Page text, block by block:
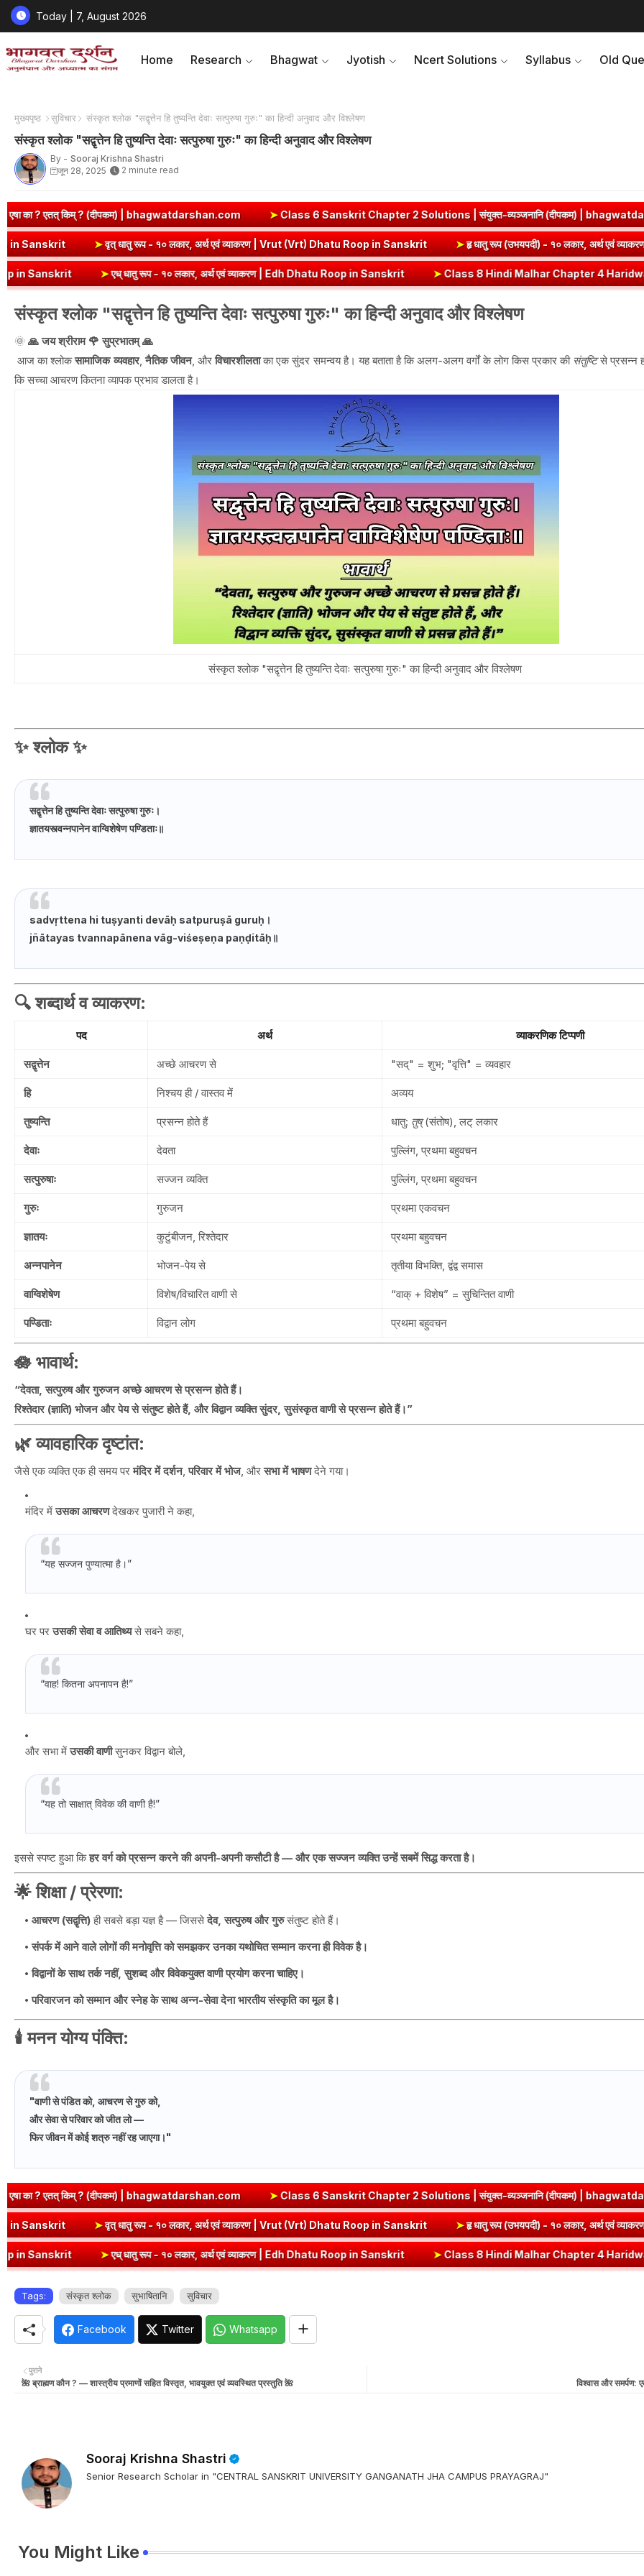
Today | 7, August 2026
Home Research Bhagwat Jyotish Ncert Solutions Syllabus Old
मुख्यपृष्ठ सुविचार संस्कृत श्लोक "सद्वृत्तेन हि तुष्यन्ति देवाः सत्पुरुषा गुरुः" का हिन्दी अनुवाद और विश्लेषण
संस्कृत श्लोक "सद्वृत्तेन हि तुष्यन्ति देवाः सत्पुरुषा गुरुः" का हिन्दी अनुवाद और विश्लेषण
By - Sooraj Krishna Shastri
जून 28, 2025
2 minute read
| bhagwatdarshan.com ➤Class 6 Sanskrit Chapter 2 Solutions | संयुक्त-व्यञ्जनानि (दीपकम) | bhagwatdarshan.com ➤
| Kri Dhatu Roop in Sanskrit ➤वृत् धातु रूप - १० लकार, अर्थ एवं व्याकरण | Vrut (Vrt) Dhatu Roop in Sanskrit ➤हृ धातु रूप (उभयपदी) -
➤एध् धातु रूप - १० लकार, अर्थ एवं व्याकरण | Edh Dhatu Roop in Sanskrit ➤Class 8 Hindi Malhar Chapter 4 Haridwar | हरिद्वार पाठ का
संस्कृत श्लोक "सद्वृत्तेन हि तुष्यन्ति देवाः सत्पुरुषा गुरुः" का हिन्दी अनुवाद और विश्लेषण
🌞 🙏 जय श्रीराम 🌹 सुप्रभातम् 🙏
आज का श्लोकसामाजिक व्यवहार,नैतिक जीवन, औरविचारशीलताका एक सुंदर समन्वय है। यह बताता है कि अलग-अलग वर्गों के लोग किस प्रकार की संतुष्टिसे प्रसन्न
कि सच्चा आचरण कितना व्यापक प्रभाव डालता है।
संस्कृत श्लोक "सद्वृत्तेन हि तुष्यन्ति देवाः सत्पुरुषा गुरुः" का हिन्दी अनुवाद और विश्लेषण
✨श्लोक✨
सद्वृत्तेन हि तुष्यन्ति देवाः सत्पुरुषा गुरुः।
ज्ञातयस्त्वन्नपानेन वाग्विशेषेण पण्डिताः॥
sadvṛttena hi tuṣyanti devāḥ satpuruṣā guruḥ।
jñātayas tvannapānena vāg-viśeṣeṇa paṇḍitāḥ॥
🔍शब्दार्थ व व्याकरण:
पद अर्थ व्याकरणिक टिप्पणी
सद्वृत्तेन अच्छे आचरण से "सद्" = शुभ; "वृत्ति" = व्यवहार
हि निश्चय ही / वास्तव में अव्यय
तुष्यन्ति प्रसन्न होते हैं धातु: तुष्(संतोष), लट् लकार
देवाः देवता पुल्लिंग, प्रथमा बहुवचन
सत्पुरुषाः सज्जन व्यक्ति पुल्लिंग, प्रथमा बहुवचन
गुरुः गुरुजन प्रथमा एकवचन
ज्ञातयः कुटुंबीजन, रिश्तेदार प्रथमा बहुवचन
अन्नपानेन भोजन-पेय से तृतीया विभक्ति, द्वंद्व समास
वाग्विशेषेण विशेष/विचारित वाणी से “वाक् + विशेष” = सुचिन्तित वाणी
पण्डिताः विद्वान लोग प्रथमा बहुवचन
🪷 भावार्थ:
“देवता, सत्पुरुष और गुरुजन अच्छे आचरण से प्रसन्न होते हैं।
रिश्तेदार (ज्ञाति) भोजन और पेय से संतुष्ट होते हैं, और विद्वान व्यक्ति सुंदर, सुसंस्कृत वाणी से प्रसन्न होते हैं।”
🌿व्यावहारिक दृष्टांत:
जैसे एक व्यक्ति एक ही समय परमंदिर में दर्शन,परिवार में भोज, औरसभा में भाषणदेने गया।
मंदिर मेंउसका आचरणदेखकर पुजारी ने कहा,
“यह सज्जन पुण्यात्मा है।”
घर परउसकी सेवा व आतिथ्यसे सबने कहा,
“वाह! कितना अपनापन है!”
और सभा मेंउसकी वाणीसुनकर विद्वान बोले,
“यह तो साक्षात् विवेक की वाणी है!”
इससे स्पष्ट हुआ किहर वर्ग को प्रसन्न करने की अपनी-अपनी कसौटी है — और एक सज्जन व्यक्ति उन्हें सबमें सिद्ध करता है।
🌟शिक्षा / प्रेरणा:
आचरण (सद्वृत्ति)ही सबसे बड़ा यज्ञ है — जिससेदेव, सत्पुरुष और गुरुसंतुष्ट होते हैं।
संपर्क में आने वाले लोगों की मनोवृत्ति को समझकर उनका यथोचित सम्मान करना ही विवेक है।
विद्वानों के साथ तर्क नहीं, सुशब्द और विवेकयुक्त वाणी प्रयोग करना चाहिए।
परिवारजन को सम्मान और स्नेह के साथ अन्न-सेवा देना भारतीय संस्कृति का मूल है।
🕯️मनन योग्य पंक्ति:
"वाणी से पंडित को, आचरण से गुरु को,
और सेवा से परिवार को जीत लो —
फिर जीवन में कोई शत्रु नहीं रह जाएगा।"
| bhagwatdarshan.com ➤Class 6 Sanskrit Chapter 2 Solutions | संयुक्त-व्यञ्जनानि (दीपकम) | bhagwatdarshan.com ➤
| Kri Dhatu Roop in Sanskrit ➤वृत् धातु रूप - १० लकार, अर्थ एवं व्याकरण | Vrut (Vrt) Dhatu Roop in Sanskrit ➤हृ धातु रूप (उभयपदी) -
➤एध् धातु रूप - १० लकार, अर्थ एवं व्याकरण | Edh Dhatu Roop in Sanskrit ➤Class 8 Hindi Malhar Chapter 4 Haridwar | हरिद्वार पाठ का
Tags: संस्कृत श्लोक सुभाषितानि सुविचार
Facebook Twitter Whatsapp
विश्वास और समर्पण:
पुराने
🌺 ब्राह्मण कौन ? — शास्त्रीय प्रमाणों सहित विस्तृत, भावयुक्त एवं व्यवस्थित प्रस्तुति 🌺
Sooraj Krishna Shastri
Senior Research Scholar in "CENTRAL SANSKRIT UNIVERSITY GANGANATH JHA CAMPUS PRAYAGRAJ"
You Might Like